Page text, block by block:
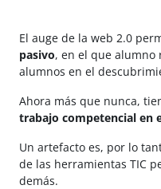
El auge de la web 2.0
pasivo, en el que alumno
alumnos en el
Ahora más que nunca,
trabajo competencial en
Un artefacto es, por lo
de las herramientas TIC
demás.